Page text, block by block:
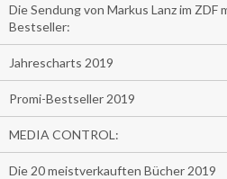
Die Sendung von Markus Lanz im ZDF
Bestseller:
Jahrescharts 2019
Promi-Bestseller 2019
MEDIA CONTROL:
Die 20 meistverkauften Bücher 2019